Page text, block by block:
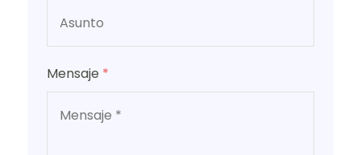
Mensaje *